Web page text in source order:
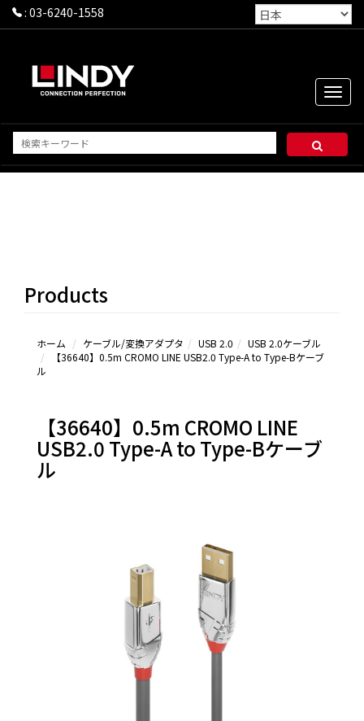
: 03-6240-1558
Toggle
USB
Products
ホーム ケーブル/変換アダプタ USB 2.0
USB 2.0ケーブル
【36640】0.5m CROMO LINE USB2.0 Type-A to Type-Bケーブ
ル
【36640】0.5m CROMO LINE
USB2.0 Type-A to Type-Bケーブ
ル